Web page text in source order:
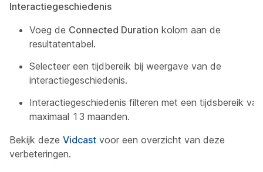
Interactiegeschiedenis
Voeg de Connected Duration kolom aan de
resultatentabel.
Selecteer een tijdbereik bij weergave van de
interactiegeschiedenis.
Interactiegeschiedenis filteren met een tijdsbereik van
maximaal 13 maanden.
Bekijk deze Vidcast voor een overzicht van deze
verbeteringen.